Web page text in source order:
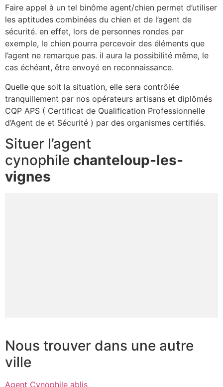
Faire appel à un tel binôme agent/chien permet d’utiliser
les aptitudes combinées du chien et de l’agent de
sécurité. en effet, lors de personnes rondes par
exemple, le chien pourra percevoir des éléments que
l’agent ne remarque pas. il aura la possibilité même, le
cas échéant, être envoyé en reconnaissance.
Quelle que soit la situation, elle sera contrôlée
tranquillement par nos opérateurs artisans et diplômés
CQP APS ( Certificat de Qualification Professionnelle
d’Agent de et Sécurité ) par des organismes certifiés.
Situer l’agent
cynophile chanteloup-les-
vignes
Nous trouver dans une autre
ville
Agent Cynophile ablis